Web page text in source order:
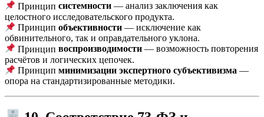
Принципсистемности — анализ заключения как
целостного исследовательского продукта.
Принципобъективности — исключение как
обвинительного, так и оправдательного уклона.
Принципвоспроизводимости — возможность повторения
расчётов и логических цепочек.
Принципминимизации экспертного субъективизма —
опора на стандартизированные методики.